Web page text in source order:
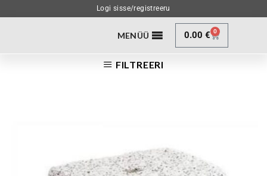
Logi sisse/registreeru
MENÜÜ 0.00€ 0
FILTREERI